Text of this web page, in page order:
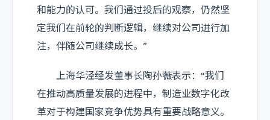
和能力的认可。我们通过投后的观察，仍然坚
定我们在前轮的判断逻辑，继续对公司进行加
注，伴随公司继续成长。”
上海华泾经发董事长陶孙薇表示：“我们
在推动高质量发展的进程中，制造业数字化改
革对于构建国家竞争优势具有重要战略意义。